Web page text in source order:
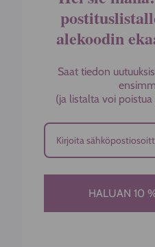
alekoodin
Saat tiedon
(ja listalta voi
HALUAN 10